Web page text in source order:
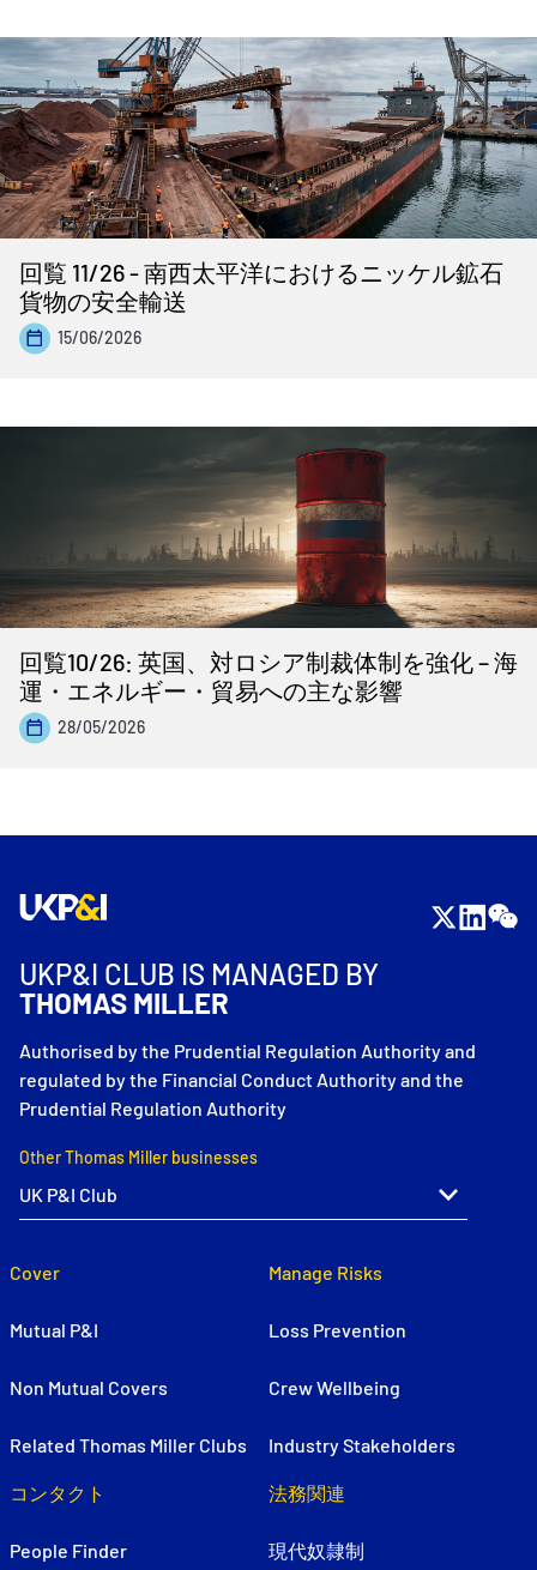
回覧 11/26 - 南西太平洋におけるニッケル鉱石
貨物の安全輸送
15/06/2026
回覧10/26: 英国、対ロシア制裁体制を強化 – 海
運・エネルギー・貿易への主な影響
28/05/2026
UKP&I CLUB IS MANAGED BY
THOMAS MILLER
Authorised by the Prudential Regulation Authority and
regulated by the Financial Conduct Authority and the
Prudential Regulation Authority
Other Thomas Miller businesses
Cover
Mutual P&I
Non Mutual Covers
Related Thomas Miller Clubs
Manage Risks
Loss Prevention
Crew Wellbeing
Industry Stakeholders
コンタクト
People Finder
法務関連
現代奴隷制